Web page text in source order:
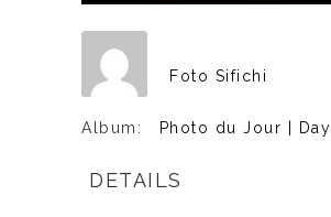
Foto Sifichi
Album: Photo du Jour | Day
DETAILS